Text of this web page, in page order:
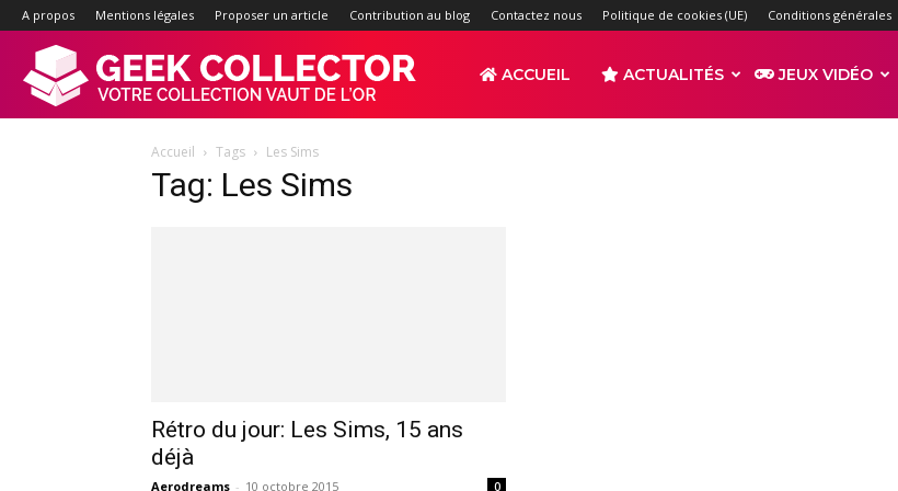
A propos Mentions légales Proposer un article Contribution au blog Contactez nous Politique de cookies (UE) Conditions générales
d'actualités
ACCUEIL ACTUALITÉS JEUX VIDÉO
Accueil Tags Les Sims
Tag: Les Sims
Rétro du jour: Les Sims, 15 ans
déjà
Aerodreams - 10 octobre 2015 0